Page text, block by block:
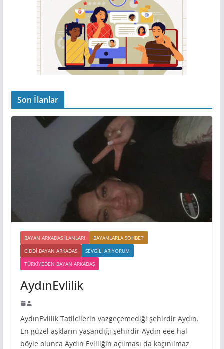
Son İlanlar
BAYAN ARKADAS ILANLARI
BAYANLARLA SOHBET
CIDDI BAYAN ARKADAS
SEVGILI ARIYORUM
TÜRKIYEDEN BAYAN ARKADAŞ
AydınEvlilik
AydınEvlilik Tatilcilerin vazgeçemediği şehirdir Aydın.
En güzel aşkların yaşandığı şehirdir Aydın eee hal
böyle olunca Aydın Evliliğin açılması da kaçınılmaz